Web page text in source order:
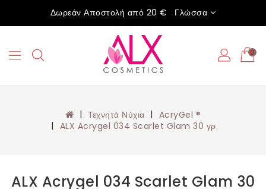
Δωρεάν Αποστολή από 20 € Γλώσσα
0
Τεχνητά Νύχια
AcryGel ®
ALX Acrygel 034 Scarlet Glam 30 γρ.
ALX Acrygel 034 Scarlet Glam 30